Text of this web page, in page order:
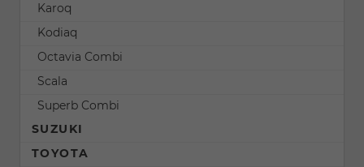
Karoq
Kodiaq
Octavia Combi
Scala
Superb Combi
SUZUKI
TOYOTA